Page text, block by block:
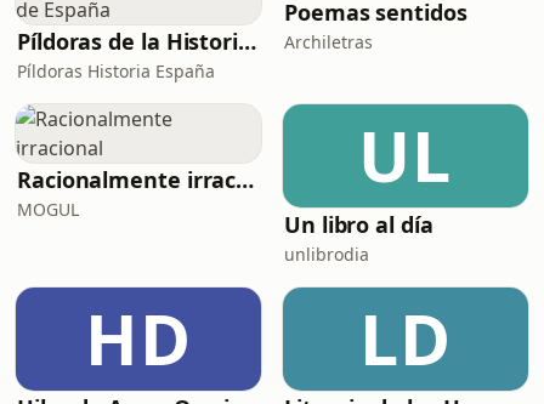
Píldoras de la Historia de España
Píldoras Historia España
Poemas sentidos
Archiletras
Racionalmente irracional
MOGUL
UL
Un libro al día
unlibrodia
HD LD